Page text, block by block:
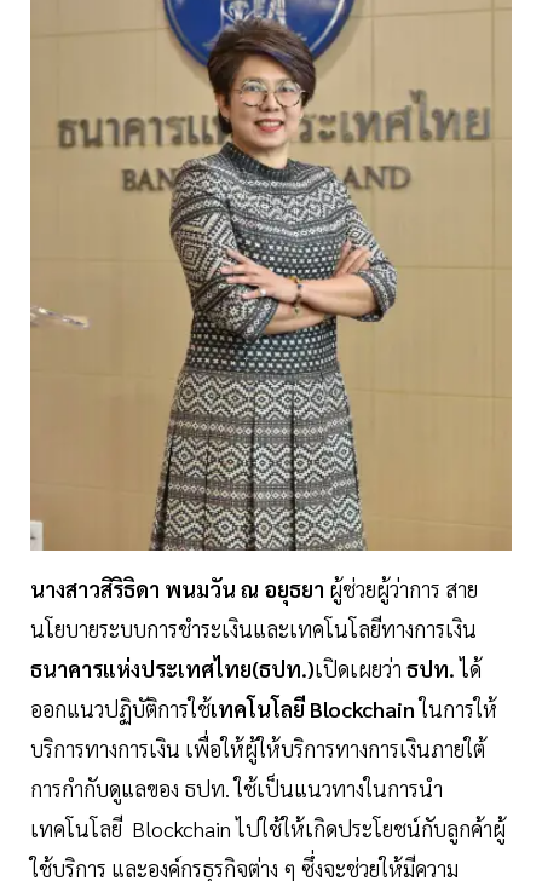
นางสาวสิริธิดา พนมวัน ณ อยุธยา ผู้ช่วยผู้ว่าการ สาย
นโยบายระบบการชำระเงินและเทคโนโลยีทางการเงิน
ธนาคารแห่งประเทศไทย(ธปท.)เปิดเผยว่า ธปท.ได้
ออกแนวปฏิบัติการใช้เทคโนโลยี Blockchainในการให้
บริการทางการเงิน เพื่อให้ผู้ให้บริการทางการเงินภายใต้
การกำกับดูแลของ ธปท. ใช้เป็นแนวทางในการนำ
เทคโนโลยี Blockchain ไปใช้ให้เกิดประโยชน์กับลูกค้าผู้
ใช้บริการ และองค์กรธุรกิจต่าง ๆ ซึ่งจะช่วยให้มีความ